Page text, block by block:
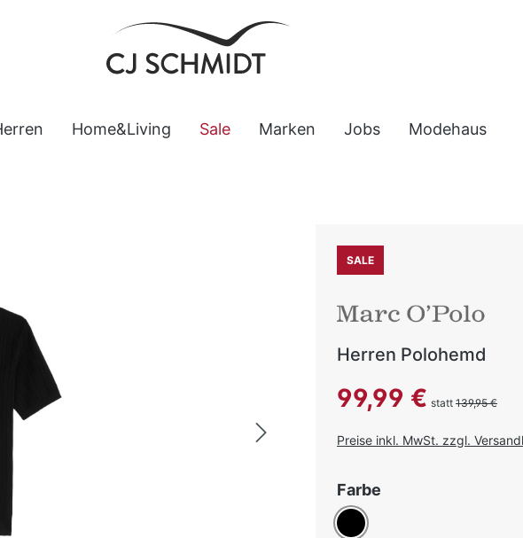
Home&Living Sale Marken Jobs Modehaus
SALE
Herren Polohemd
Verkaufspreis:
99,99 € statt 139,95 €
Preise inkl. MwSt. zzgl.
Farbe